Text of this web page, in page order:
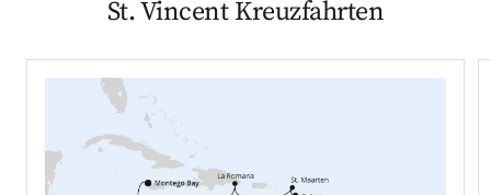
St. Vincent Kreuzfahrten